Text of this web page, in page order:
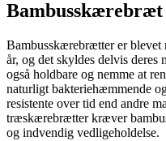
Bambusskærebræt
Bambusskærebrætter er blevet
år, og det skyldes delvis
også holdbare og nemme at
naturligt bakteriehæmmende
resistente over tid end andre
træskærebrætter kræver
og indvendig vedligeholdelse.